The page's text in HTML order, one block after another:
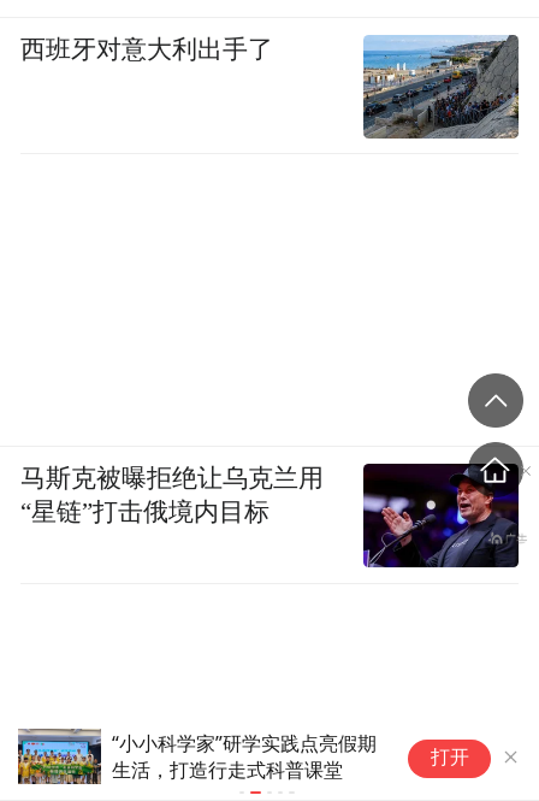
“小小科学家”研学实践点亮假期
生活，打造行走式科普课堂
打开
西班牙对意大利出手了
马斯克被曝拒绝让乌克兰用
“星链”打击俄境内目标